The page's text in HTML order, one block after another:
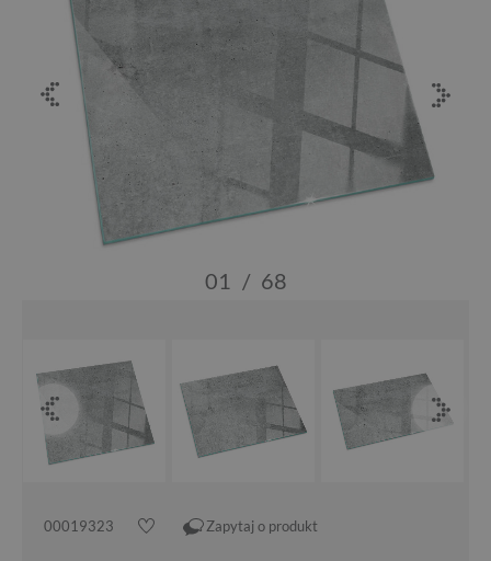
01 / 68
00019323 Zapytaj o produkt